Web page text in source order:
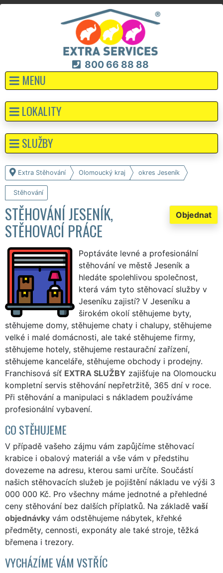
800 66 88 88
MENU
Extra Stěhování Olomoucký kraj okres Jeseník
Stěhování
Objednat
STĚHOVÁNÍ JESENÍK,
STĚHOVACÍ PRÁCE
Poptáváte levné a profesionální
stěhování ve městě Jeseník a
hledáte spolehlivou společnost,
která vám tyto stěhovací služby v
Jeseníku zajistí? V Jeseníku a
širokém okolí stěhujeme byty,
stěhujeme domy, stěhujeme chaty i chalupy, stěhujeme
velké i malé domácnosti, ale také stěhujeme firmy,
stěhujeme hotely, stěhujeme restaurační zařízení,
stěhujeme kanceláře, stěhujeme obchody i prodejny.
Franchisová síť EXTRA SLUŽBY zajišťuje na Olomoucku
kompletní servis stěhování nepřetržitě, 365 dní v roce.
Při stěhování a manipulaci s nákladem používáme
profesionální vybavení.
CO STĚHUJEME
V případě vašeho zájmu vám zapůjčíme stěhovací
krabice i obalový materiál a vše vám v předstihu
dovezeme na adresu, kterou sami určíte. Součástí
našich stěhovacích služeb je pojištění nákladu ve výši 3
000 000 Kč. Pro všechny máme jednotné a přehledné
ceny stěhování bez dalších příplatků. Na základě vaší
objednávky vám odstěhujeme nábytek, křehké
předměty, cennosti, exponáty ale také stroje, těžká
břemena i trezory.
VYCHÁZÍME VÁM VSTŘÍC
LOKALITY
SLUŽBY